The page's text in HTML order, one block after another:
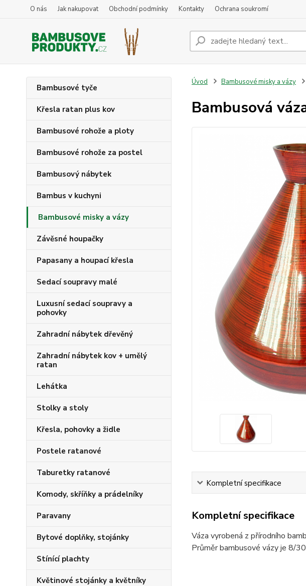
O nás Jak nakupovat Obchodní podmínky Kontakty Ochrana soukromí
Bambusové tyče
Křesla ratan plus kov
Bambusové rohože a ploty
Bambusové rohože za postel
Bambusový nábytek
Bambus v kuchyni
Bambusové misky a vázy
Závěsné houpačky
Papasany a houpací křesla
Sedací soupravy malé
Luxusní sedací soupravy a
pohovky
Zahradní nábytek dřevěný
Zahradní nábytek kov + umělý
ratan
Lehátka
Stolky a stoly
Křesla, pohovky a židle
Postele ratanové
Taburetky ratanové
Komody, skříňky a prádelníky
Paravany
Bytové doplňky, stojánky
Stínící plachty
Květinové stojánky a květníky
Úvod Bambusové misky a vázy
Bambusová
Kompletní specifikace
Kompletní specifikace
Váza vyrobená z přírodního
Průměr bambusové vázy je 8/